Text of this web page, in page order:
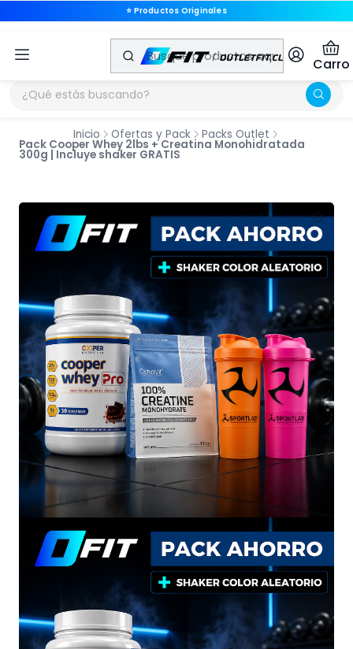
🚚 Envíos a Todo Chile
Carro
Inicio Ofertas y Pack Packs Outlet
Pack Cooper Whey 2lbs + Creatina Monohidratada
300g | Incluye shaker GRATIS
⭐ Productos Originales